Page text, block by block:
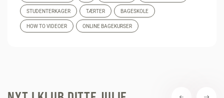
STUDENTERKAGER TÆRTER BAGESKOLE
HOW TO VIDEOER ONLINE BAGEKURSER